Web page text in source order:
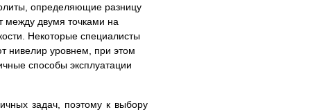
определяющие разницу
между двумя точками на
Некоторые специалисты
нивелир уровнем, при этом
способы эксплуатации
задач, поэтому к выбору